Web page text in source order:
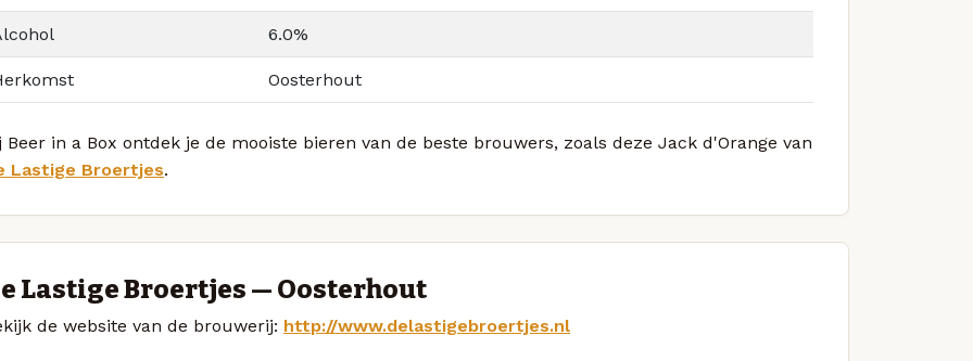
6.0%
Oosterhout
Beer in a Box ontdek je de mooiste bieren van de beste brouwers, zoals deze Jack d'Orange van
Lastige Broertjes.
Lastige Broertjes — Oosterhout
de website van de brouwerij: http://www.delastigebroertjes.nl